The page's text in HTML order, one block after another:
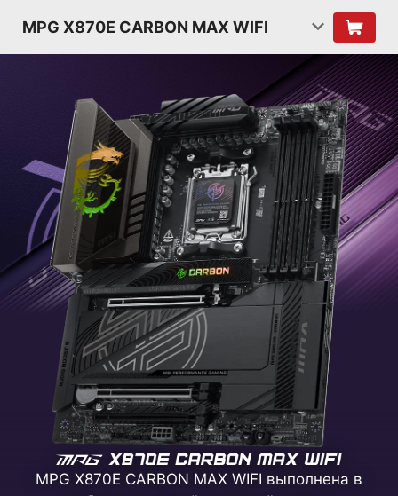
MPG X870E CARBON MAX WIFI
MPG X870E CARBON MAX WIFI выполнена в